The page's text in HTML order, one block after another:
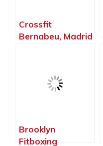
Crossfit
Bernabeu, Madrid
Brooklyn
Fitboxing